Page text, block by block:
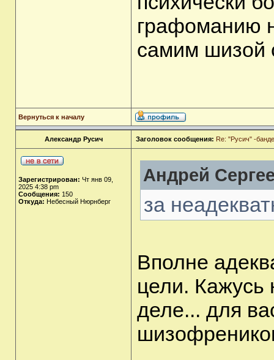
графоманию
самим шизой
Вернуться к началу
Александр Русич Заголовок сообщения: Re: "Русич" -
Зарегистрирован: Чт янв 09,
2025 4:38 pm
Сообщения: 150
Откуда: Небесный Нюрнберг
Андрей
за
Вполне
цели. Кажусь
деле... для